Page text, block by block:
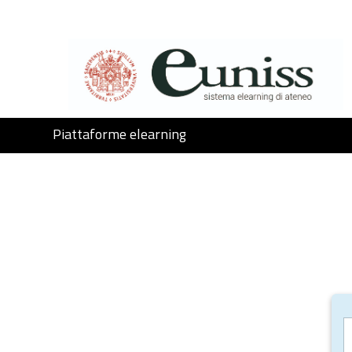
Piattaforme elearning